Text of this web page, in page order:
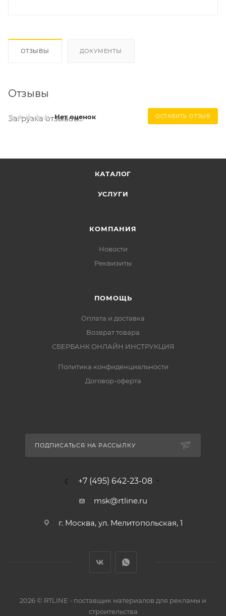
ОТЗЫВЫ ДОКУМЕНТЫ
Отзывы
Нет оценок ОСТАВИТЬ ОТЗЫВ
Загрузка отзывов...
КАТАЛОГ
УСЛУГИ
КОМПАНИЯ
Новости
Реквизиты
ПОМОЩЬ
Оплата и доставка
Возврат товара
СБЕРБАНК ОНЛАЙН ИНСТРУКЦИЯ
Политика конфиденциальности
Договор-оферта
ПОДПИСАТЬСЯ НА РАССЫЛКУ
+7 (495) 642-23-08
msk@rtline.ru
г. Москва, ул. Мелитопольская, 1
2026 © RTLINE - поставщик материалов для рекламы и
строительства